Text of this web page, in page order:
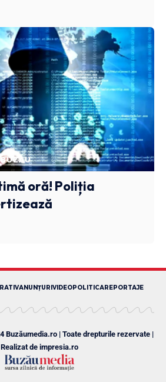
oră! Poliția
ANUNȚURIVIDEOPOLITICAREPORTAJE
Buzăumedia.ro | Toate drepturile rezervate |
Realizat de impresia.ro